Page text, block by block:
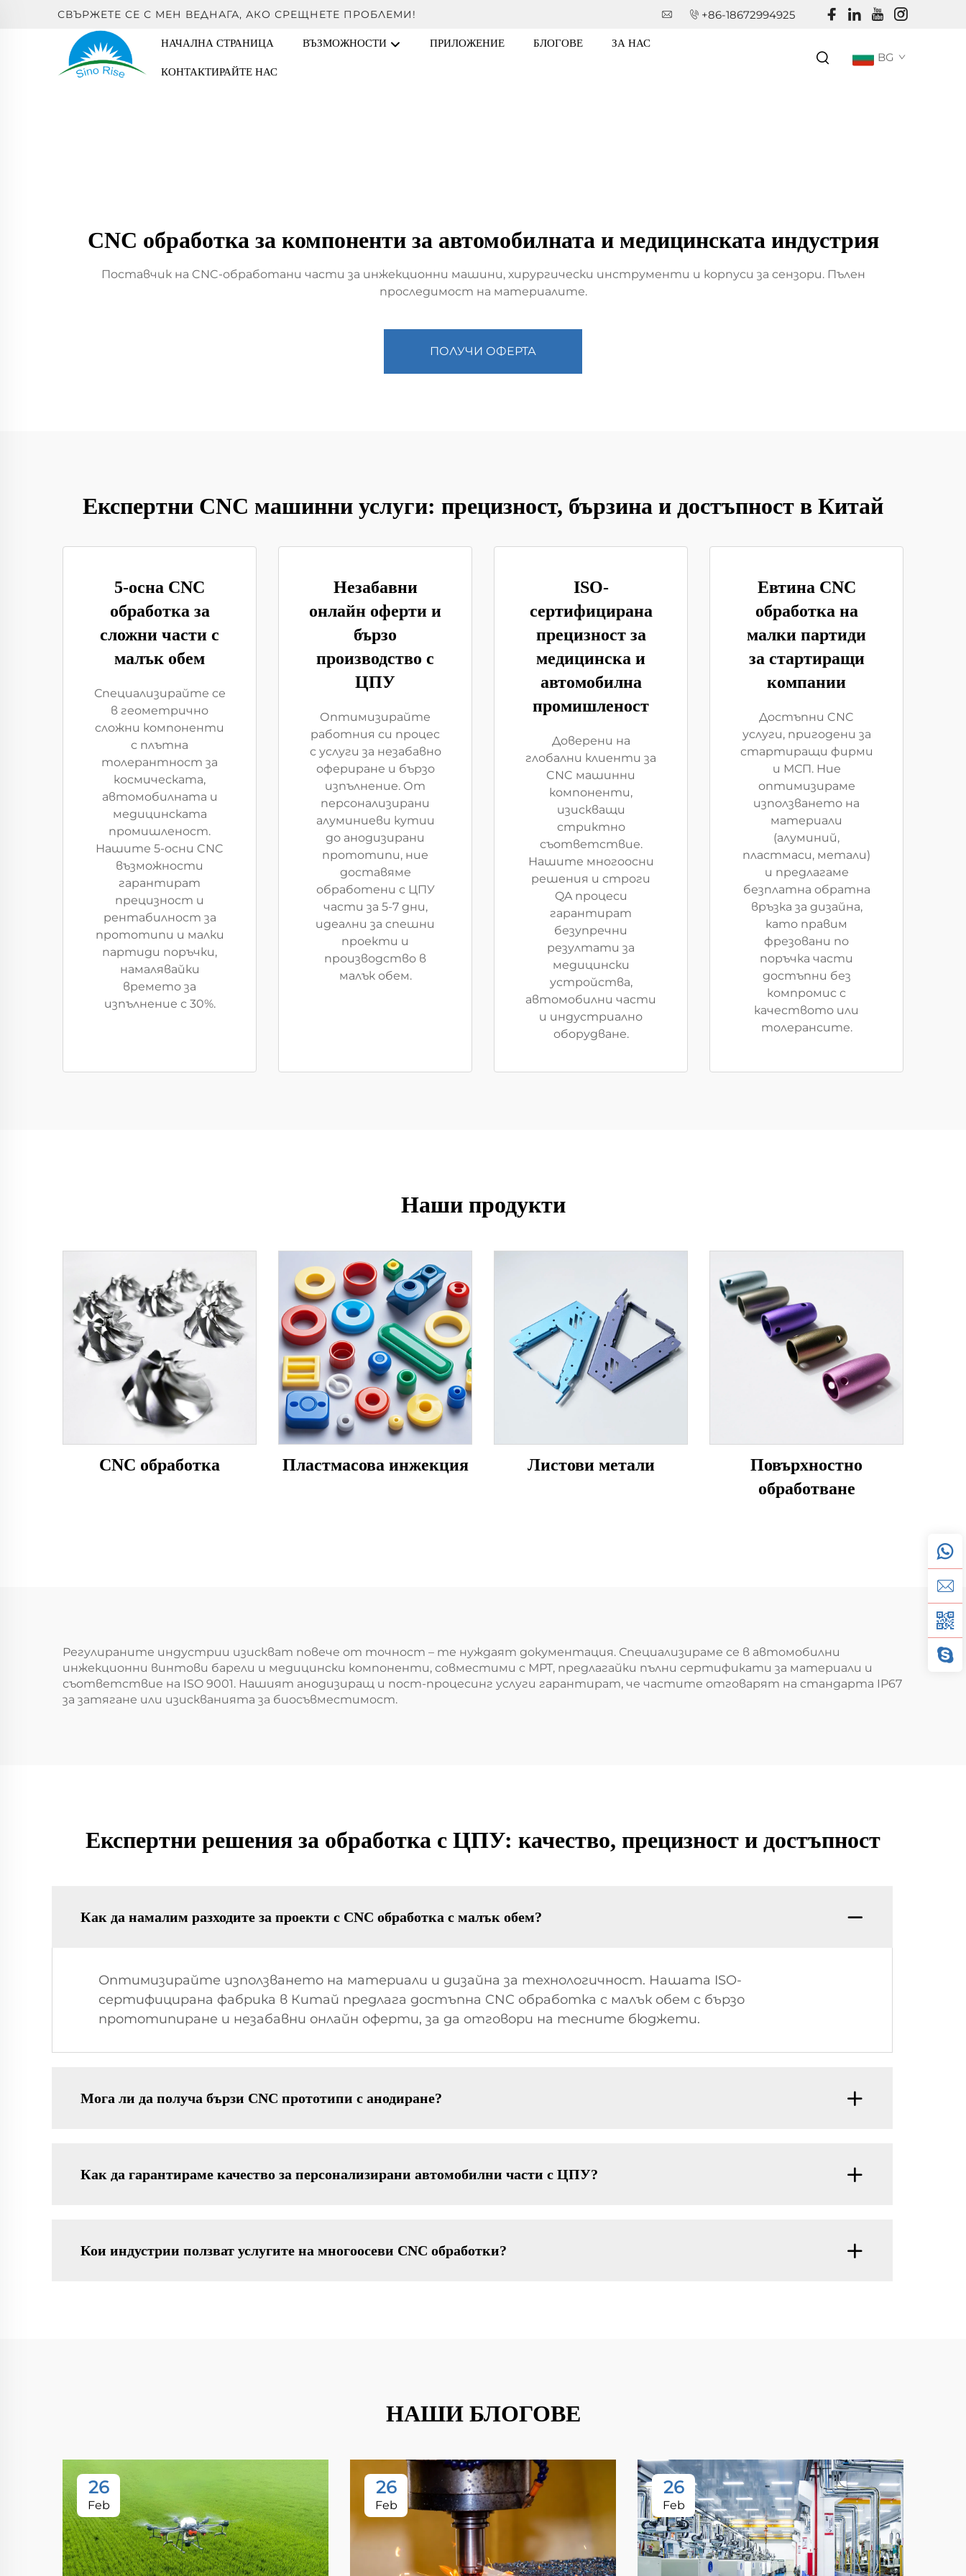
СВЪРЖЕТЕ СЕ С МЕН ВЕДНАГА, АКО СРЕЩНЕТЕ ПРОБЛЕМИ! +86-18672994925
НАЧАЛНА СТРАНИЦА ВЪЗМОЖНОСТИ ПРИЛОЖЕНИЕ БЛОГОВЕ ЗА НАС
КОНТАКТИРАЙТЕ НАС
BG
CNC обработка за компоненти за автомобилната и медицинската индустрия
Поставчик на CNC-обработани части за инжекционни машини, хирургически инструменти и корпуси за сензори. Пълен
проследимост на материалите.
ПОЛУЧИ ОФЕРТА
Експертни CNC машинни услуги: прецизност, бързина и достъпност в Китай
5-осна CNC
обработка за
сложни части с
малък обем
Специализирайте се
в геометрично
сложни компоненти
с плътна
толерантност за
космическата,
автомобилната и
медицинската
промишленост.
Нашите 5-осни CNC
възможности
гарантират
прецизност и
рентабилност за
прототипи и малки
партиди поръчки,
намалявайки
времето за
изпълнение с 30%.
Незабавни
онлайн оферти и
бързо
производство с
ЦПУ
Оптимизирайте
работния си процес
с услуги за незабавно
офериране и бързо
изпълнение. От
персонализирани
алуминиеви кутии
до анодизирани
прототипи, ние
доставяме
обработени с ЦПУ
части за 5-7 дни,
идеални за спешни
проекти и
производство в
малък обем.
ISO-
сертифицирана
прецизност за
медицинска и
автомобилна
промишленост
Доверени на
глобални клиенти за
CNC машинни
компоненти,
изискващи
стриктно
съответствие.
Нашите многоосни
решения и строги
QA процеси
гарантират
безупречни
резултати за
медицински
устройства,
автомобилни части
и индустриално
оборудване.
Евтина CNC
обработка на
малки партиди
за стартиращи
компании
Достъпни CNC
услуги, пригодени за
стартиращи фирми
и МСП. Ние
оптимизираме
използването на
материали
(алуминий,
пластмаси, метали)
и предлагаме
безплатна обратна
връзка за дизайна,
като правим
фрезовани по
поръчка части
достъпни без
компромис с
качеството или
толерансите.
Наши продукти
CNC обработка Пластмасова инжекция Листови метали
Повърхностно
обработване
Регулираните индустрии изискват повече от точност – те нуждаят документация. Специализираме се в автомобилни
инжекционни винтови барели и медицински компоненти, совместими с МРТ, предлагайки пълни сертификати за материали и
съответствие на ISO 9001. Нашият анодизиращ и пост-процесинг услуги гарантират, че частите отговарят на стандарта IP67
за затягане или изискванията за биосъвместимост.
Експертни решения за обработка с ЦПУ: качество, прецизност и достъпност
Как да намалим разходите за проекти с CNC обработка с малък обем?
Оптимизирайте използването на материали и дизайна за технологичност. Нашата ISO-
сертифицирана фабрика в Китай предлага достъпна CNC обработка с малък обем с бързо
прототипиране и незабавни онлайн оферти, за да отговори на тесните бюджети.
Мога ли да получа бързи CNC прототипи с анодиране?
Как да гарантираме качество за персонализирани автомобилни части с ЦПУ?
Кои индустрии ползват услугите на многоосеви CNC обработки?
НАШИ БЛОГОВЕ
26
Feb
26
Feb
26
Feb